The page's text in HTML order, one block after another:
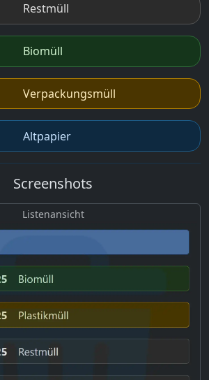
Restmüll
Biomüll
Verpackungsmüll
Altpapier
Screenshots
Listenansicht